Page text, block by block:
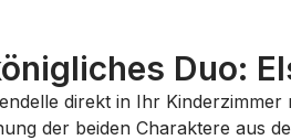
Duo:
direkt in Ihr Kinderzimmer
der beiden Charaktere aus